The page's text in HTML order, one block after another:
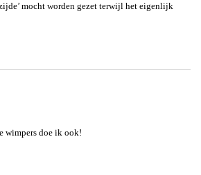
mocht worden gezet terwijl het eigenlijk
wimpers doe ik ook!